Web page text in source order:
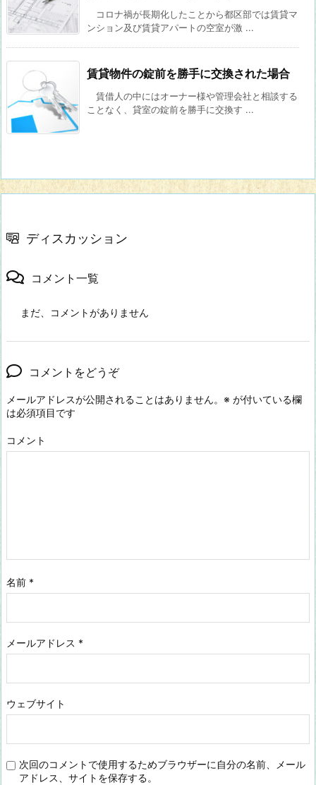
コロナ禍が長期化したことから都区部では賃貸マ
ンション及び賃貸アパートの空室が激 ...
賃貸物件の錠前を勝手に交換された場合
賃借人の中にはオーナー様や管理会社と相談する
ことなく、貸室の錠前を勝手に交換す ...
ディスカッション
コメント一覧
まだ、コメントがありません
コメントをどうぞ
メールアドレスが公開されることはありません。 ※ が付いている欄
は必須項目です
コメント
名前 *
メールアドレス *
ウェブサイト
次回のコメントで使用するためブラウザーに自分の名前、メール
アドレス、サイトを保存する。